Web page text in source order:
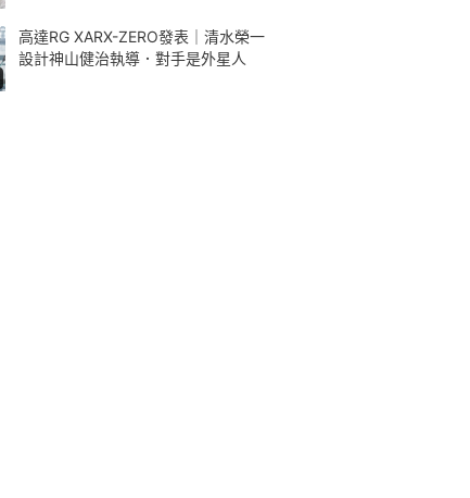
高達RG XARX-ZERO發表｜清水榮一
設計神山健治執導．對手是外星人